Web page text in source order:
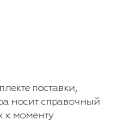
поставки,
носит справочный
к моменту